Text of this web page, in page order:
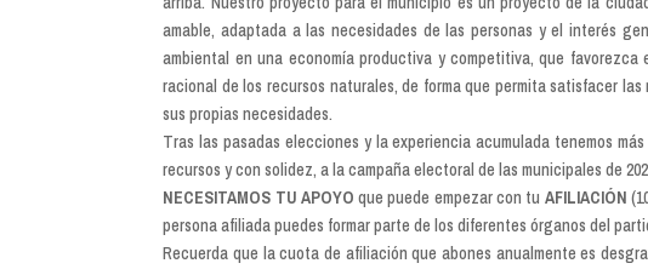
amable, adaptada a las necesidades de las personas y el interés
ambiental en una economía productiva y competitiva, que
racional de los recursos naturales, de forma que permita satisfacer
sus propias necesidades.
Tras las pasadas elecciones y la experiencia acumulada tenemos
recursos y con solidez, a la campaña electoral de las municipales de
NECESITAMOS TU APOYO que puede empezar con tu AFILIACIÓN
persona afiliada puedes formar parte de los diferentes órganos del
Recuerda que la cuota de afiliación que abones anualmente es